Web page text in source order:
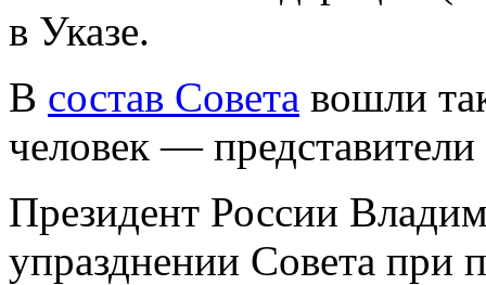
в Указе.
В состав Совета вошли
человек —
Президент России
упразднении Совета при